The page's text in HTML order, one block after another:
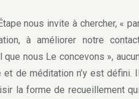
nous invite à chercher, «
à améliorer notre
nous Le concevons »,
de méditation n’y est défini.
la forme de recueillement